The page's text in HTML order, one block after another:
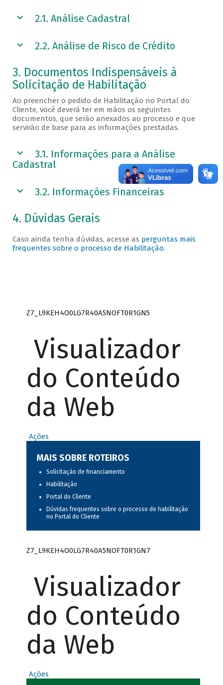
2.1. Análise Cadastral
2.2. Análise de Risco de Crédito
3. Documentos Indispensáveis à
Solicitação de Habilitação
Ao preencher o pedido de Habilitação no Portal do
Cliente, você deverá ter em mãos os seguintes
documentos, que serão anexados ao processo e que
servirão de base para as informações prestadas.
3.1. Informações para a Análise
Cadastral
3.2. Informações Financeiras
4. Dúvidas Gerais
Caso ainda tenha dúvidas, acesse as perguntas mais
frequentes sobre o processo de Habilitação.
Z7_L9KEH4O0LG7R40A5NOFT0R1GN5
Visualizador
do Conteúdo
da Web
Ações
MAIS SOBRE ROTEIROS
Solicitação de financiamento
Habilitação
Portal do Cliente
Dúvidas frequentes sobre o processo de habilitação
no Portal do Cliente
Z7_L9KEH4O0LG7R40A5NOFT0R1GN7
Visualizador
do Conteúdo
da Web
Ações